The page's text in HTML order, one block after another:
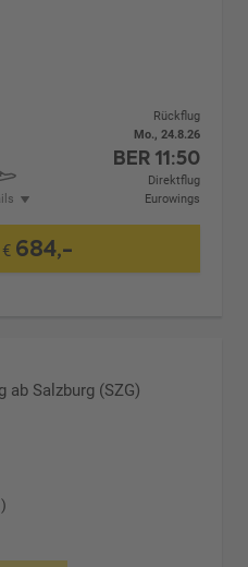
Rückflug
Mo., 24.8.26
BER 11:50
Direktflug
Eurowings
684,-
ab Salzburg (SZG)